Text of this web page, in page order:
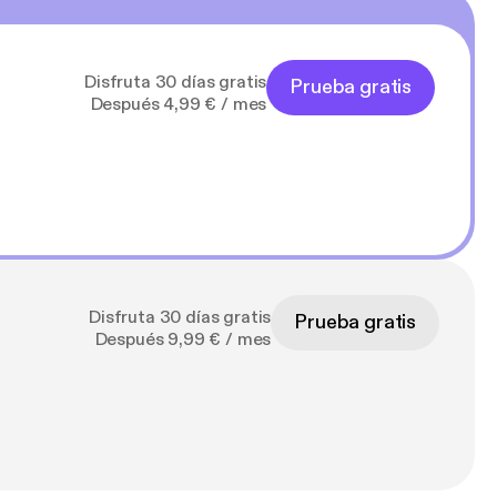
Disfruta 30 días gratis
Después 4,99 € / mes
Prueba gratis
Disfruta 30 días gratis
Después 9,99 € / mes
Prueba gratis